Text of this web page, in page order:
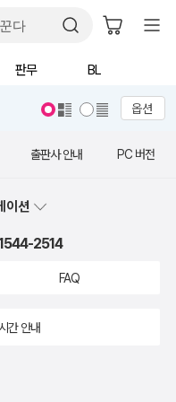
판무 BL
옵션
출판사 안내 PC 버전
이션
2514
FAQ
간 안내